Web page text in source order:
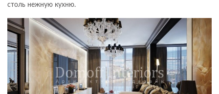
столь нежную кухню.